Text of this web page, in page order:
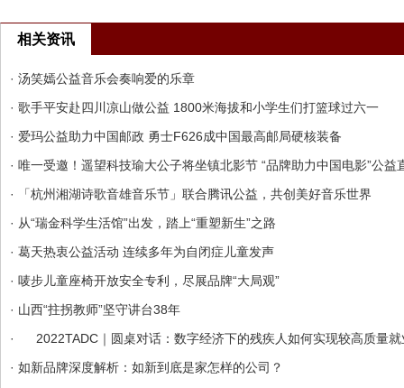
相关资讯
· 汤笑嫣公益音乐会奏响爱的乐章
· 歌手平安赴四川凉山做公益 1800米海拔和小学生们打篮球过六一
· 爱玛公益助力中国邮政 勇士F626成中国最高邮局硬核装备
· 唯一受邀！遥望科技瑜大公子将坐镇北影节 “品牌助力中国电影”公益
· 「杭州湘湖诗歌音雄音乐节」联合腾讯公益，共创美好音乐世界
· 从“瑞金科学生活馆”出发，踏上“重塑新生”之路
· 葛天热衷公益活动 连续多年为自闭症儿童发声
· 唛步儿童座椅开放安全专利，尽展品牌“大局观”
· 山西“拄拐教师”坚守讲台38年
· 2022TADC｜圆桌对话：数字经济下的残疾人如何实现较高质量就
· 如新品牌深度解析：如新到底是家怎样的公司？